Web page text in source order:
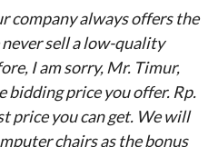
company always offers the
sell a low-quality
I am sorry, Mr. Timur,
bidding price you offer. Rp.
price you can get. We will
chairs as the bonus